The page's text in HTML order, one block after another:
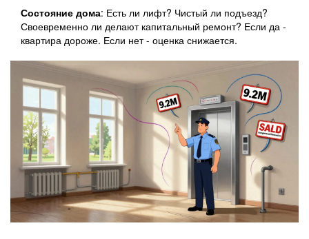
Состояние дома: Есть ли лифт? Чистый ли подъезд?
Своевременно ли делают капитальный ремонт? Если да -
квартира дороже. Если нет - оценка снижается.